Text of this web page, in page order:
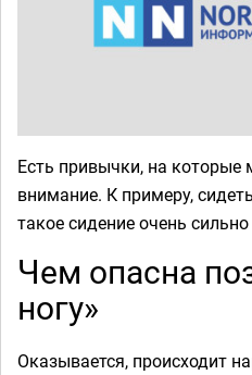
Есть привычки, на
внимание. К примеру,
такое сидение очень
Чем опасна
ногу»
Оказывается, происходит